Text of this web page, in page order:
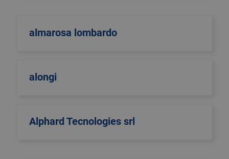
almarosa lombardo
alongi
Alphard Tecnologies srl